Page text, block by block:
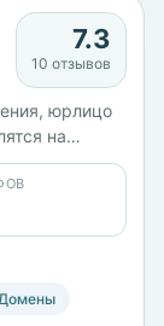
7.3
10 отзывов
юрлицо
на
стоит
с 2 ядрами и
6 ядрами и
и Plesk.